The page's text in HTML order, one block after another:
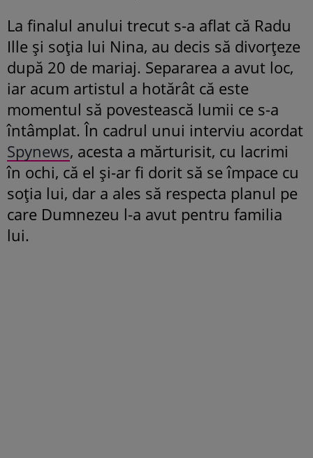
La finalul anului trecut s-a aflat că Radu
Ille și soția lui Nina, au decis să divorțeze
după 20 de mariaj. Separarea a avut loc,
iar acum artistul a hotărât că este
momentul să povestească lumii ce s-a
întâmplat. În cadrul unui interviu acordat
Spynews, acesta a mărturisit, cu lacrimi
în ochi, că el și-ar fi dorit să se împace cu
soția lui, dar a ales să respecta planul pe
care Dumnezeu l-a avut pentru familia
lui.